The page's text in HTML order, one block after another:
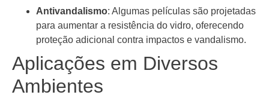
Antivandalismo: Algumas películas são projetadas
para aumentar a resistência do vidro, oferecendo
proteção adicional contra impactos e vandalismo.
Aplicações em Diversos
Ambientes